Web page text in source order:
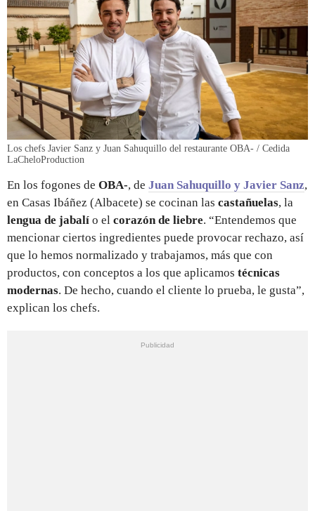
Los chefs Javier Sanz y Juan Sahuquillo del restaurante OBA- / Cedida
LaCheloProduction
En los fogones de OBA-, de Juan Sahuquillo y Javier Sanz,
en Casas Ibáñez (Albacete) se cocinan las castañuelas, la
lengua de jabalí o el corazón de liebre. “Entendemos que
mencionar ciertos ingredientes puede provocar rechazo, así
que lo hemos normalizado y trabajamos, más que con
productos, con conceptos a los que aplicamos técnicas
modernas. De hecho, cuando el cliente lo prueba, le gusta”,
explican los chefs.